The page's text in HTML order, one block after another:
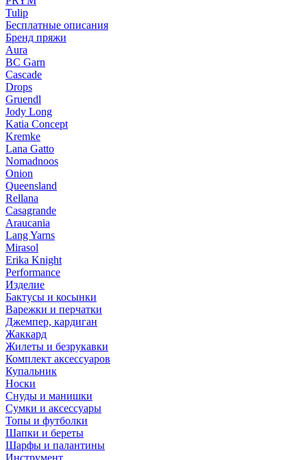
Tulip
Бесплатные описания
Бренд пряжи
Aura
BC Garn
Cascade
Drops
Gruendl
Jody Long
Katia Concept
Kremke
Lana Gatto
Nomadnoos
Onion
Queensland
Rellana
Casagrande
Araucania
Lang Yarns
Mirasol
Erika Knight
Performance
Изделие
Бактусы и косынки
Варежки и перчатки
Джемпер, кардиган
Жаккард
Жилеты и безрукавки
Комплект аксессуаров
Купальник
Носки
Снуды и манишки
Сумки и аксессуары
Топы и футболки
Шапки и береты
Шарфы и палантины
Инструмент